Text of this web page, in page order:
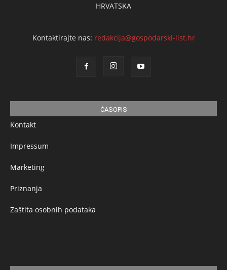
HRVATSKA
Kontaktirajte nas: redakcija@gospodarski-list.hr
ČASOPIS
Kontakt
Impressum
Marketing
Priznanja
Zaštita osobnih podataka